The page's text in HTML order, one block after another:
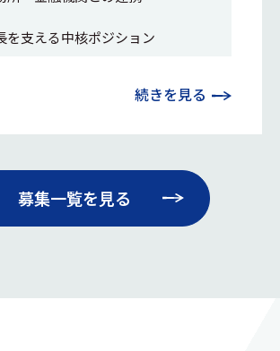
を支える中核ポジション
続きを見る
募集一覧を見る